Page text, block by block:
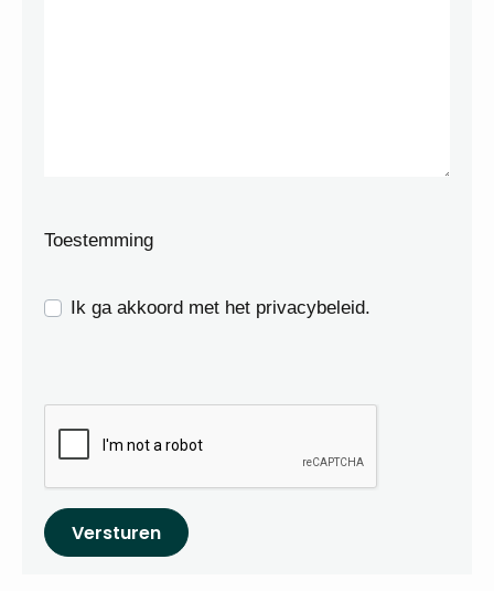
Toestemming
Ik ga akkoord met het privacybeleid.
Versturen